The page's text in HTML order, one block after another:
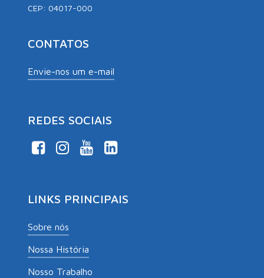
CEP: 04017-000
CONTATOS
Envie-nos um e-mail
REDES SOCIAIS
LINKS PRINCIPAIS
Sobre nós
Nossa História
Nosso Trabalho